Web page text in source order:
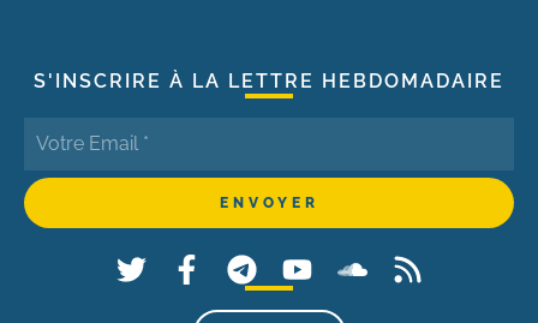
S'INSCRIRE À LA LETTRE HEBDOMADAIRE